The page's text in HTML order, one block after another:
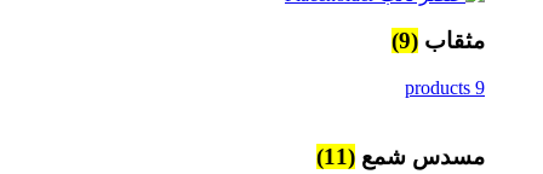
مثقاب (9)
9 products
مسدس شمع (11)